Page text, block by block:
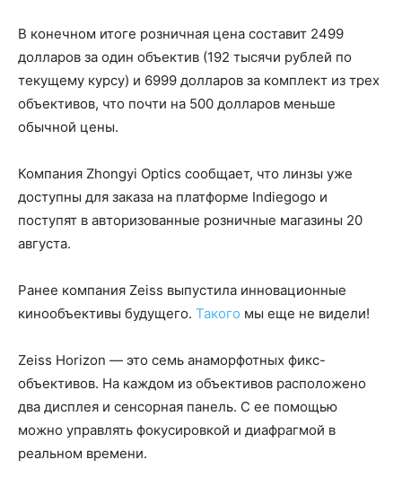
В конечном итоге розничная цена составит 2499
долларов за один объектив (192 тысячи рублей по
текущему курсу) и 6999 долларов за комплект из трех
объективов, что почти на 500 долларов меньше
обычной цены.
Компания Zhongyi Optics сообщает, что линзы уже
доступны для заказа на платформе Indiegogo и
поступят в авторизованные розничные магазины 20
августа.
Ранее компания Zeiss выпустила инновационные
кинообъективы будущего. Такого мы еще не видели!
Zeiss Horizon — это семь анаморфотных фикс-
объективов. На каждом из объективов расположено
два дисплея и сенсорная панель. С ее помощью
можно управлять фокусировкой и диафрагмой в
реальном времени.